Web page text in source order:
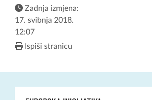
Zadnja izmjena:
17. svibnja 2018.
12:07
Ispiši stranicu